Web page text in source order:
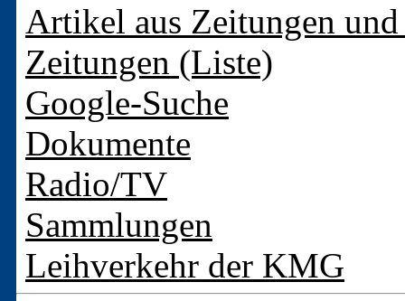
Artikel aus Zeitungen
Zeitungen (Liste)
Google-Suche
Dokumente
Radio/TV
Sammlungen
Leihverkehr der KMG